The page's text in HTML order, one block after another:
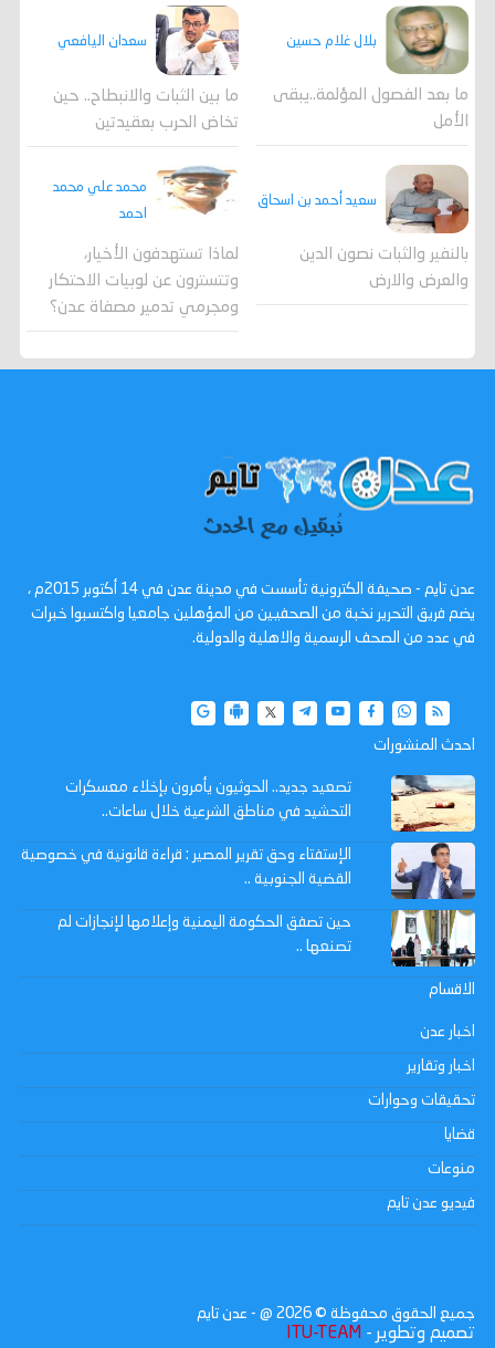
بلال غلام حسين
ما بعد الفصول المؤلمة..يبقى
الأمل
سعدان اليافعي
ما بين الثبات والانبطاح.. حين
تخاض الحرب بعقيدتين
سعيد أحمد بن اسحاق
بالنفير والثبات نصون الدين
والعرض والارض
محمد علي محمد
احمد
لماذا تستهدفون الأخيار،
وتتسترون عن لوبيات الاحتكار
ومجرمي تدمير مصفاة عدن؟
عدن تايم - صحيفة الكترونية تأسست في مدينة عدن في 14 أكتوبر 2015م ،
يضم فريق التحرير نخبة من الصحفيين من المؤهلين جامعيا واكتسبوا خبرات
في عدد من الصحف الرسمية والاهلية والدولية.
احدث المنشورات
تصعيد جديد.. الحوثيون يأمرون بإخلاء معسكرات
التحشيد في مناطق الشرعية خلال ساعات..
الإستفتاء وحق تقرير المصير : قراءة قانونية في خصوصية
القضية الجنوبية ..
حين تصفق الحكومة اليمنية وإعلامها لإنجازات لم
تصنعها ..
الاقسام
اخبار عدن
اخبار وتقارير
تحقيقات وحوارات
قضايا
منوعات
فيديو عدن تايم
جميع الحقوق محفوظة © 2026 @ - عدن تايم
تصميم وتطوير - ITU-TEAM